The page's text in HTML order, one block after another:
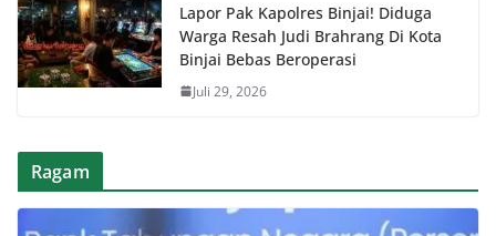
Lapor Pak Kapolres Binjai! Diduga
Warga Resah Judi Brahrang Di Kota
Binjai Bebas Beroperasi
Juli 29, 2026
Ragam